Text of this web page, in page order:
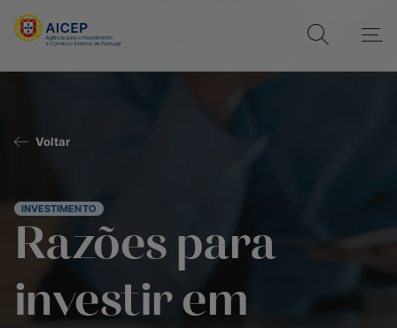
Voltar
INVESTIMENTO
Razões para
investir em